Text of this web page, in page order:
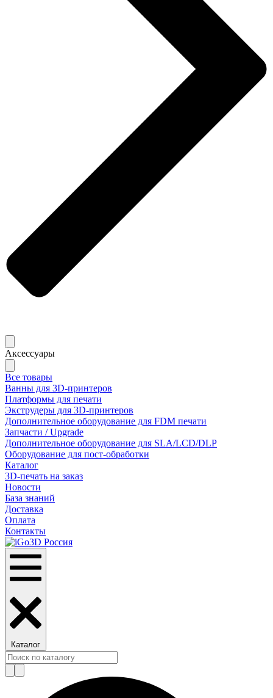
Аксессуары
Все товары
Ванны для 3D-принтеров
Платформы для печати
Экструдеры для 3D-принтеров
Дополнительное оборудование для FDM печати
Запчасти / Upgrade
Дополнительное оборудование для SLA/LCD/DLP
Оборудование для пост-обработки
Каталог
3D-печать на заказ
Новости
База знаний
Доставка
Оплата
Контакты
Каталог